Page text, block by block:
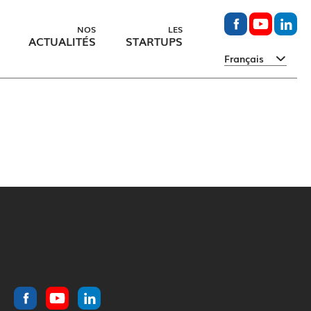
NOS
ACTUALITÉS
LES
STARTUPS
Français